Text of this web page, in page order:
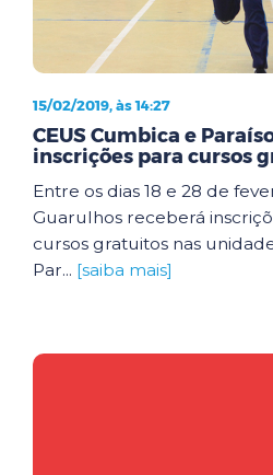
15/02/2019, às 14:27
CEUS Cumbica e
inscrições para cursos
Entre os dias 18 e 28 de
Guarulhos receberá
cursos gratuitos nas
Par... [saiba mais]